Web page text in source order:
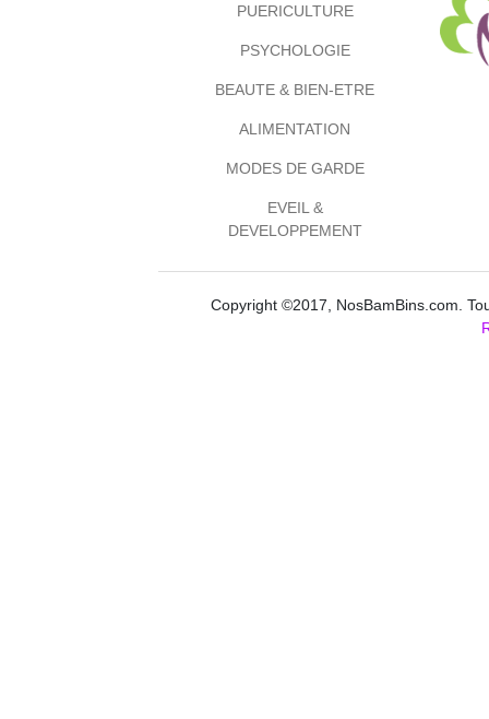
PUERICULTURE
PSYCHOLOGIE
BEAUTE & BIEN-ETRE
ALIMENTATION
MODES DE GARDE
EVEIL &
DEVELOPPEMENT
Copyright ©2017, NosBamBins.com.